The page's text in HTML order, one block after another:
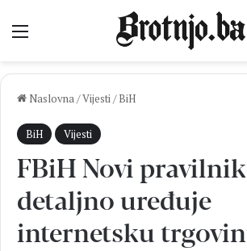
Izbornik
Naslovna/Vijesti/ BiH
BiH Vijesti
FBiH Novi pravilnik
detaljno uređuje
internetsku